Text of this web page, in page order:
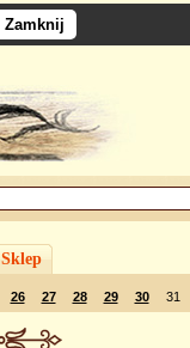
Zamknij
Sklep
26 27 28 29 30 31